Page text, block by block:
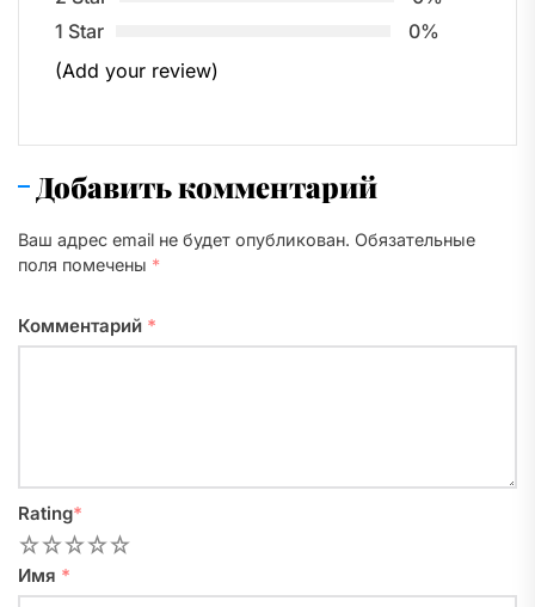
1 Star
0%
(Add your review)
Добавить комментарий
Ваш адрес email не будет опубликован. Обязательные
поля помечены *
Комментарий *
Rating*
5
4
3
2
Имя *